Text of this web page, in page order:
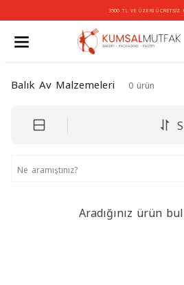
3500 TL VE ÜZERİ ÜCRETSİZ
Balık Av Malzemeleri 0 ürün
Aradığınız ürün